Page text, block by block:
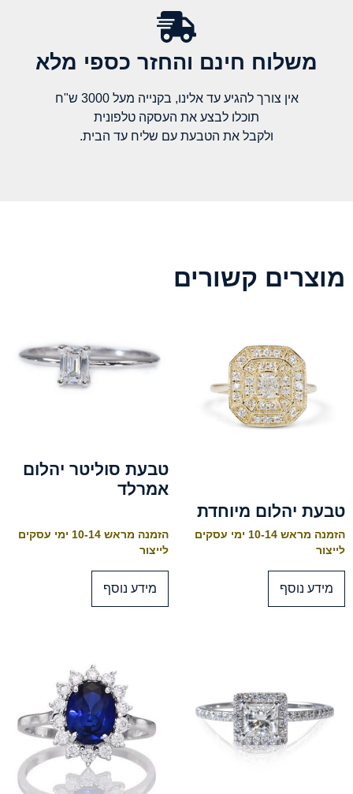
משלוח חינם והחזר כספי מלא​
אין צורך להגיע עד אלינו, בקנייה מעל 3000 ש"ח
תוכלו לבצע את העסקה טלפונית
ולקבל את הטבעת עם שליח עד הבית.
מוצרים קשורים
טבעת יהלום מיוחדת
הזמנה מראש 10-14 ימי עסקים
לייצור
מידע נוסף
טבעת סוליטר יהלום
אמרלד
הזמנה מראש 10-14 ימי עסקים
לייצור
מידע נוסף